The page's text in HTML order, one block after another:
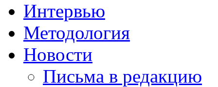
Интервью
Методология
Новости
Письма в редакцию